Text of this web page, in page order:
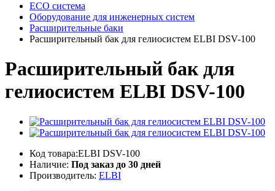
ECO система
Оборудование для инженерных систем
Расширительные баки
Расширительный бак для гелиосистем ELBI DSV-100
Расширительный бак для
гелиосистем ELBI DSV-100
Код товара:ELBI DSV-100
Наличие: Под заказ до 30 дней
Производитель: ELBI